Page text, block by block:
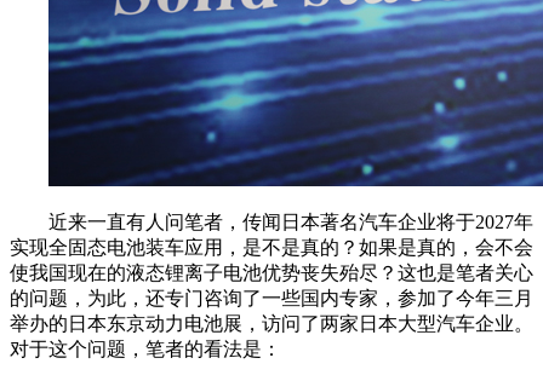
近来一直有人问笔者，传闻日本著名汽车企业将于2027年
实现全固态电池装车应用，是不是真的？如果是真的，会不会
使我国现在的液态锂离子电池优势丧失殆尽？这也是笔者关心
的问题，为此，还专门咨询了一些国内专家，参加了今年三月
举办的日本东京动力电池展，访问了两家日本大型汽车企业。
对于这个问题，笔者的看法是：